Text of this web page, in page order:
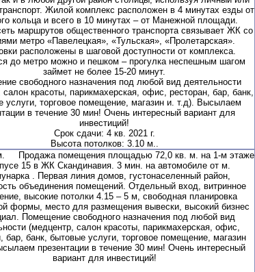
Жилой комплекс расположен в 4 минутах езды от
кольца и всего в 10 минутах – от Манежной площади.
маршрутов общественного транспорта связывает ЖК со
метро «Павелецкая», «Тульская», «Пролетарская».
расположены в шаговой доступности от комплекса.
до метро можно и пешком – прогулка неспешным шагом
займет не более 15-20 минут.
свободного назначения под любой вид деятельности
красоты, парикмахерская, офис, ресторан, бар, банк,
услуги, торговое помещение, магазин и. т.д). Высылаем
в течение 30 мин! Очень интересный вариант для
инвестиций!
Срок сдачи: 4 кв. 2021 г.
Высота потолков: 3.10 м..
Продажа помещения площадью 72,0 кв. м. на 1-м этаже
15 в ЖК Скандинавия. 3 мин. на автомобиле от м.
. Первая линия домов, густонаселенный район,
объединения помещений. Отдельный вход, витринное
высокие потолки 4.15 – 5 м, свободная планировка
формы, место для размещения вывески, высокий бизнес
Помещение свободного назначения под любой вид
(медцентр, салон красоты, парикмахерская, офис,
бар, банк, бытовые услуги, торговое помещение, магазин
презентации в течение 30 мин! Очень интересный
вариант для инвестиций!